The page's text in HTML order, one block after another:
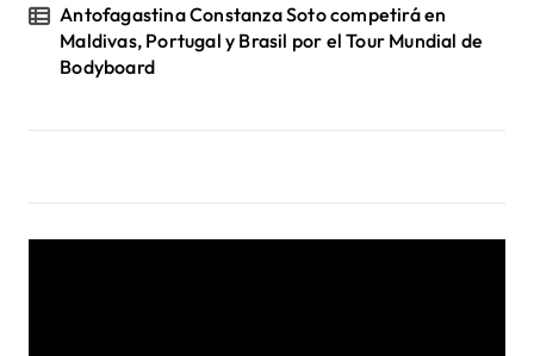
Antofagastina Constanza Soto competirá en
Maldivas, Portugal y Brasil por el Tour Mundial de
Bodyboard